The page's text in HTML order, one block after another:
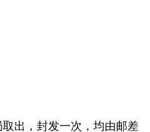
出，封发一次，均由邮差